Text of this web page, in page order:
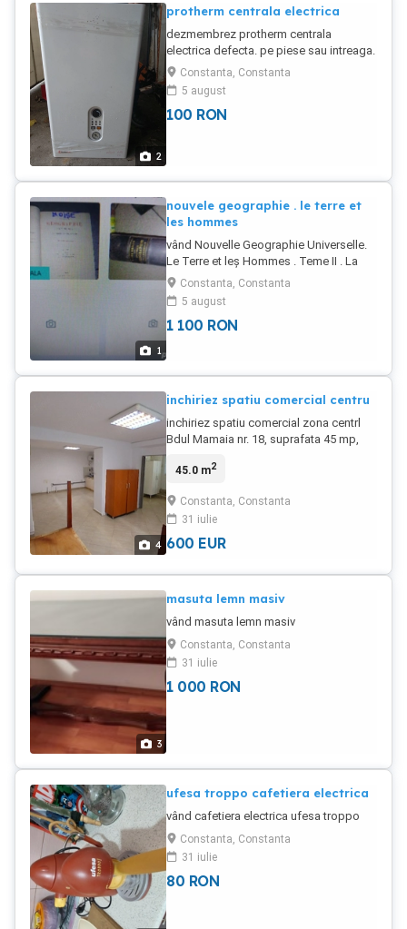
2
protherm centrala electrica
dezmembrez protherm centrala
electrica defecta. pe piese sau intreaga.
prețul în funcție de piesa
Constanta, Constanta
5 august
100 RON
1
nouvele geographie . le terre et
les hommes
vând Nouvelle Geographie Universelle.
Le Terre et leș Hommes . Teme II . La
France
Constanta, Constanta
5 august
1 100 RON
4
inchiriez spatiu comercial centru
inchiriez spatiu comercial zona centrl
Bdul Mamaia nr. 18, suprafata 45 mp,
45.0 m2
Constanta, Constanta
31 iulie
600 EUR
3
masuta lemn masiv
vând masuta lemn masiv
Constanta, Constanta
31 iulie
1 000 RON
ufesa troppo cafetiera electrica
vând cafetiera electrica ufesa troppo
Constanta, Constanta
31 iulie
80 RON